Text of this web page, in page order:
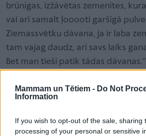
Mammam un Tētiem - Do Not
Information
If you wish to opt-out of the sale, sharing
processing of your personal or sensitive
brūnīgas, izžāvētas zemenītes,
vai arī samalt ļooooti garšīgā
Ziemassvētku dāvana, ja ir laba
tam vajag daudz, arī savs laiks
Bet man tieši patīk tādas dāvanas.”
Mammām, kuru bērni nelabprāt
košļājamās konfektes: sablendē
kārtiņā izklāj uz cepampapīra un